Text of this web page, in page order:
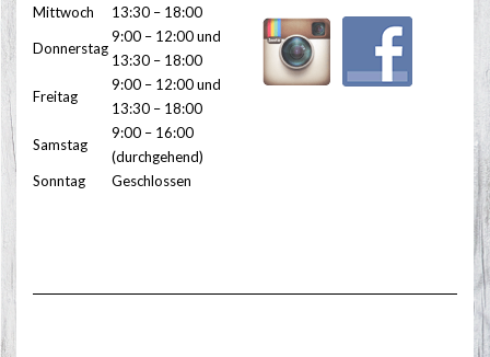
Mittwoch
13:30 – 18:00
Donnerstag
9:00 – 12:00 und
13:30 – 18:00
Freitag
9:00 – 12:00 und
13:30 – 18:00
Samstag
9:00 – 16:00
(durchgehend)
Sonntag
Geschlossen